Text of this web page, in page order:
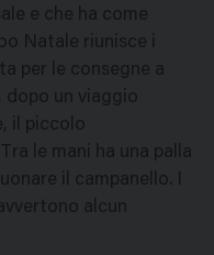
e che ha come
Natale riunisce i
per le consegne a
un viaggio
il piccolo
le mani ha una palla
il campanello. I
alcun